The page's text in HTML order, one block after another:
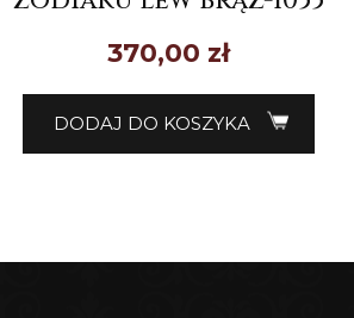
370,00 zł
DODAJ DO KOSZYKA